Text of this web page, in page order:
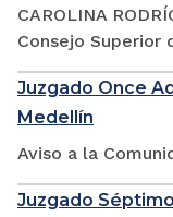
CAROLINA
Consejo Superior
Juzgado Once
Medellín
Aviso a la
Juzgado